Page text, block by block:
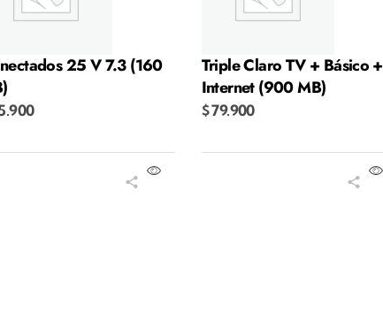
25 V 7.3 (160
Triple Claro TV + Básico +
Internet (900 MB)
$79.900